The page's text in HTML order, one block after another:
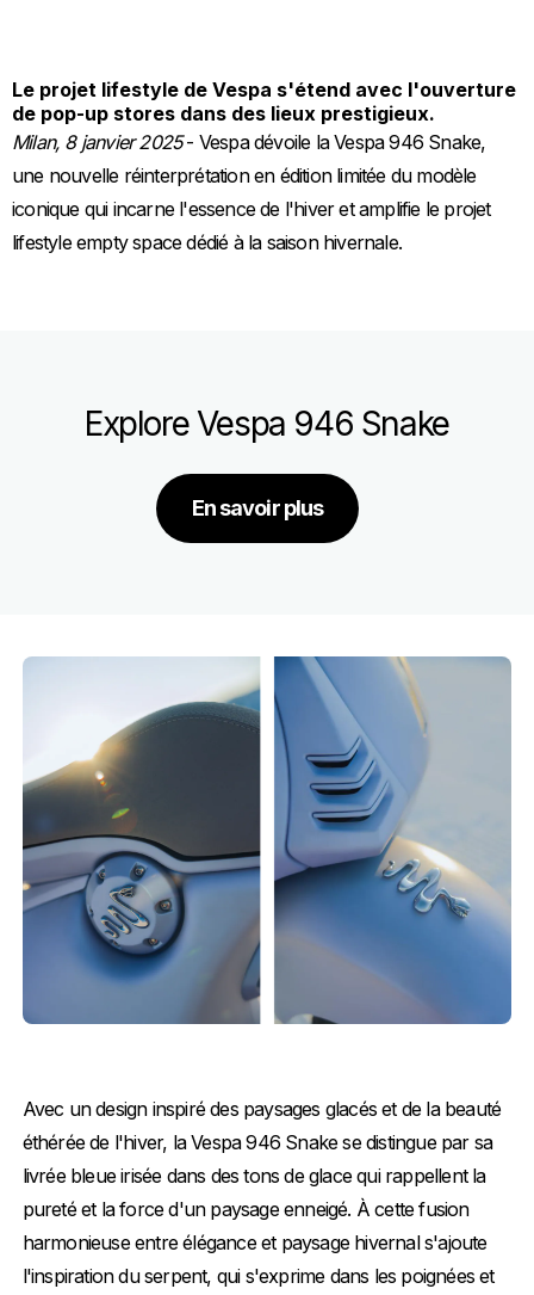
Le projet lifestyle de Vespa s'étend avec l'ouverture
de pop-up stores dans des lieux prestigieux.
Milan, 8 janvier 2025- Vespa dévoile la Vespa 946 Snake,
une nouvelle réinterprétation en édition limitée du modèle
iconique qui incarne l'essence de l'hiver et amplifie le projet
lifestyle empty space dédié à la saison hivernale.
Explore Vespa 946 Snake
En savoir plus
Avec un design inspiré des paysages glacés et de la beauté
éthérée de l'hiver, la Vespa 946 Snake se distingue par sa
livrée bleue irisée dans des tons de glace qui rappellent la
pureté et la force d'un paysage enneigé. À cette fusion
harmonieuse entre élégance et paysage hivernal s'ajoute
l'inspiration du serpent, qui s'exprime dans les poignées et